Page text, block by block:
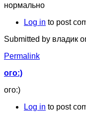
нормально
Log in to post
Submitted by владик
Permalink
ого:)
ого:)
Log in to post